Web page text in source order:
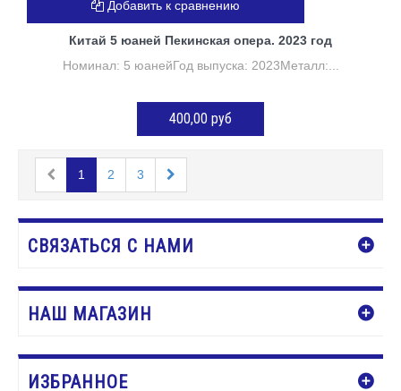
Китай 5 юаней Пекинская опера. 2023 год
Номинал: 5 юанейГод выпуска: 2023Металл:...
400,00 руб
Добавить к сравнению
1 2 3
СВЯЗАТЬСЯ С НАМИ
НАШ МАГАЗИН
ИЗБРАННОЕ